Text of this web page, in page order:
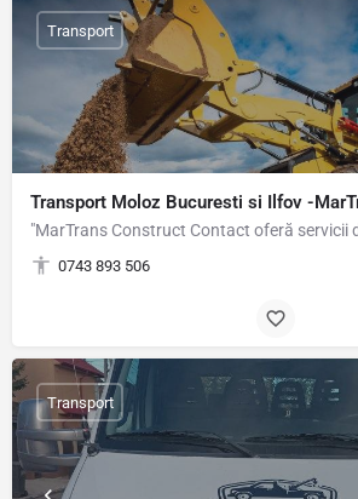
Transport Moloz Bucuresti si Ilfov -
0743 893 506
Transport
Transport